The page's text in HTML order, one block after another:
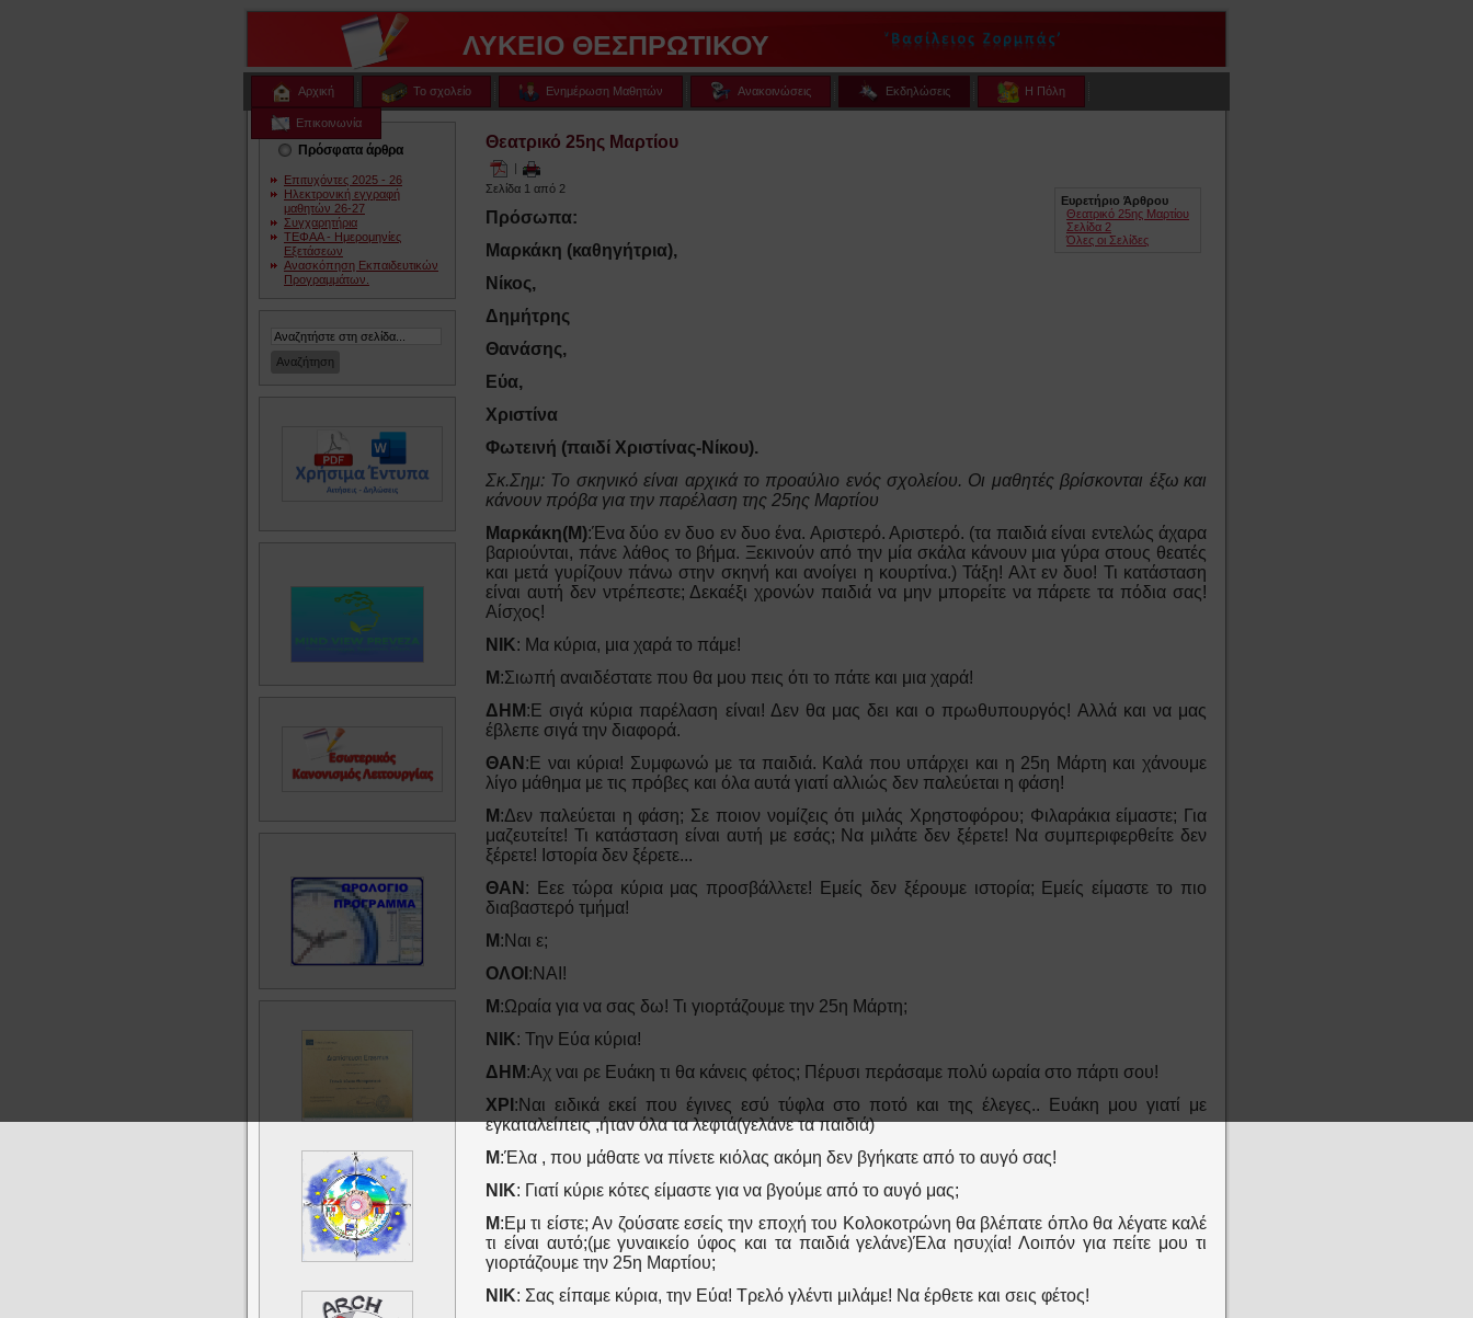
ΛΥΚΕΙΟ ΘΕΣΠΡΩΤΙΚΟΥ
Αρχική Το σχολείο Ενημέρωση Μαθητών Ανακοινώσεις Εκδηλώσεις Η Πόλη
Επικοινωνία
Πρόσφατα άρθρα
Επιτυχόντες 2025 - 26
Ηλεκτρονική εγγραφή
μαθητών 26-27
Συγχαρητήρια
ΤΕΦΑΑ - Ημερομηνίες
Εξετάσεων
Ανασκόπηση Εκπαιδευτικών
Προγραμμάτων.
Θεατρικό 25ης Μαρτίου
|
Ευρετήριο Άρθρου
Θεατρικό 25ης Μαρτίου
Σελίδα 2
Όλες οι Σελίδες
Σελίδα 1 από 2
Πρόσωπα:
Μαρκάκη (καθηγήτρια),
Νίκος,
Δημήτρης
Θανάσης,
Εύα,
Χριστίνα
Φωτεινή (παιδί Χριστίνας-Νίκου).
Σκ.Σημ: Το σκηνικό είναι αρχικά το προαύλιο ενός σχολείου. Οι μαθητές βρίσκονται έξω και
κάνουν πρόβα για την παρέλαση της 25ης Μαρτίου
Μαρκάκη(Μ):Ένα δύο εν δυο εν δυο ένα. Αριστερό. Αριστερό. (τα παιδιά είναι εντελώς άχαρα
βαριούνται, πάνε λάθος το βήμα. Ξεκινούν από την μία σκάλα κάνουν μια γύρα στους θεατές
και μετά γυρίζουν πάνω στην σκηνή και ανοίγει η κουρτίνα.) Τάξη! Αλτ εν δυο! Τι κατάσταση
είναι αυτή δεν ντρέπεστε; Δεκαέξι χρονών παιδιά να μην μπορείτε να πάρετε τα πόδια σας!
Αίσχος!
ΝΙΚ: Μα κύρια, μια χαρά το πάμε!
Μ :Σιωπή αναιδέστατε που θα μου πεις ότι το πάτε και μια χαρά!
ΔΗΜ :Ε σιγά κύρια παρέλαση είναι! Δεν θα μας δει και ο πρωθυπουργός! Αλλά και να μας
έβλεπε σιγά την διαφορά.
ΘΑΝ :Ε ναι κύρια! Συμφωνώ με τα παιδιά. Καλά που υπάρχει και η 25η Μάρτη και χάνουμε
λίγο μάθημα με τις πρόβες και όλα αυτά γιατί αλλιώς δεν παλεύεται η φάση!
Μ :Δεν παλεύεται η φάση; Σε ποιον νομίζεις ότι μιλάς Χρηστοφόρου; Φιλαράκια είμαστε; Για
μαζευτείτε! Τι κατάσταση είναι αυτή με εσάς; Να μιλάτε δεν ξέρετε! Να συμπεριφερθείτε δεν
ξέρετε! Ιστορία δεν ξέρετε...
ΘΑΝ : Εεε τώρα κύρια μας προσβάλλετε! Εμείς δεν ξέρουμε ιστορία; Εμείς είμαστε το πιο
διαβαστερό τμήμα!
Μ :Ναι ε;
ΟΛΟΙ :ΝΑΙ!
Μ :Ωραία για να σας δω! Τι γιορτάζουμε την 25η Μάρτη;
ΝΙΚ: Την Εύα κύρια!
ΔΗΜ :Αχ ναι ρε Ευάκη τι θα κάνεις φέτος; Πέρυσι περάσαμε πολύ ωραία στο πάρτι σου!
ΧΡΙ :Ναι ειδικά εκεί που έγινες εσύ τύφλα στο ποτό και της έλεγες.. Ευάκη μου γιατί με
εγκαταλείπεις ,ήταν όλα τα λεφτά(γελάνε τα παιδιά)
Μ:Έλα , που μάθατε να πίνετε κιόλας ακόμη δεν βγήκατε από το αυγό σας!
ΝΙΚ: Γιατί κύριε κότες είμαστε για να βγούμε από το αυγό μας;
Μ:Εμ τι είστε; Αν ζούσατε εσείς την εποχή του Κολοκοτρώνη θα βλέπατε όπλο θα λέγατε καλέ
τι είναι αυτό;(με γυναικείο ύφος και τα παιδιά γελάνε)Έλα ησυχία! Λοιπόν για πείτε μου τι
γιορτάζουμε την 25η Μαρτίου;
ΝΙΚ: Σας είπαμε κύρια, την Εύα! Τρελό γλέντι μιλάμε! Να έρθετε και σεις φέτος!